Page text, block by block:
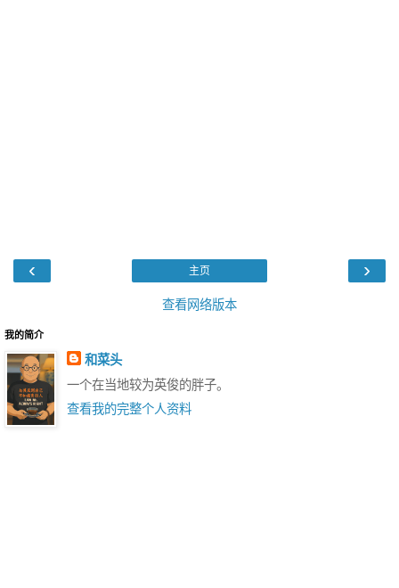
‹ ›
主页
查看网络版本
我的简介
和菜头
一个在当地较为英俊的胖子。
查看我的完整个人资料